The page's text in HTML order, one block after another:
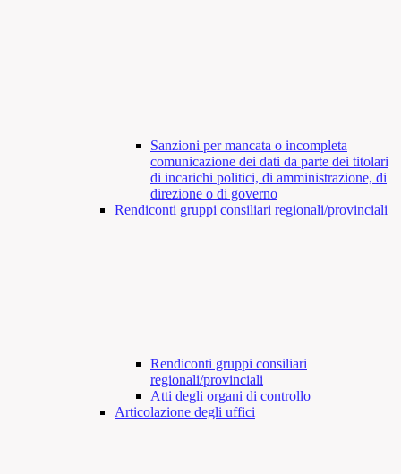
Sanzioni per mancata o incompleta
comunicazione dei dati da parte dei titolari
di incarichi politici, di amministrazione, di
direzione o di governo
Rendiconti gruppi consiliari regionali/provinciali
Rendiconti gruppi consiliari
regionali/provinciali
Atti degli organi di controllo
Articolazione degli uffici